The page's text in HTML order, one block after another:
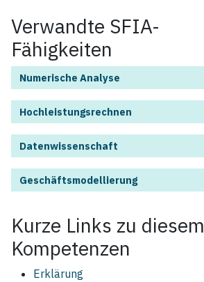
Verwandte SFIA-
Fähigkeiten
Numerische Analyse
Hochleistungsrechnen
Datenwissenschaft
Geschäftsmodellierung
Kurze Links zu diesem
Kompetenzen
Erklärung